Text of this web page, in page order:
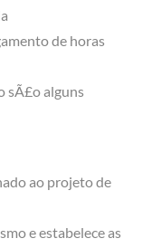
de horas
sÃ£o alguns
ao projeto de
e estabelece as